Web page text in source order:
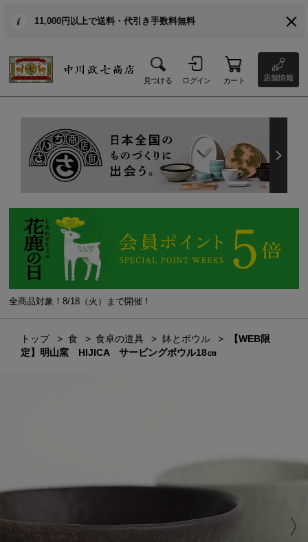
11,000円以上で送料・代引き手数料無料
見つける ログイン カート 店舗情報
全商品対象！8/18（火）まで開催！
トップ 食 食卓の道具 鉢とボウル
【WEB限
定】明山窯 HIJICA サービングボウル18㎝